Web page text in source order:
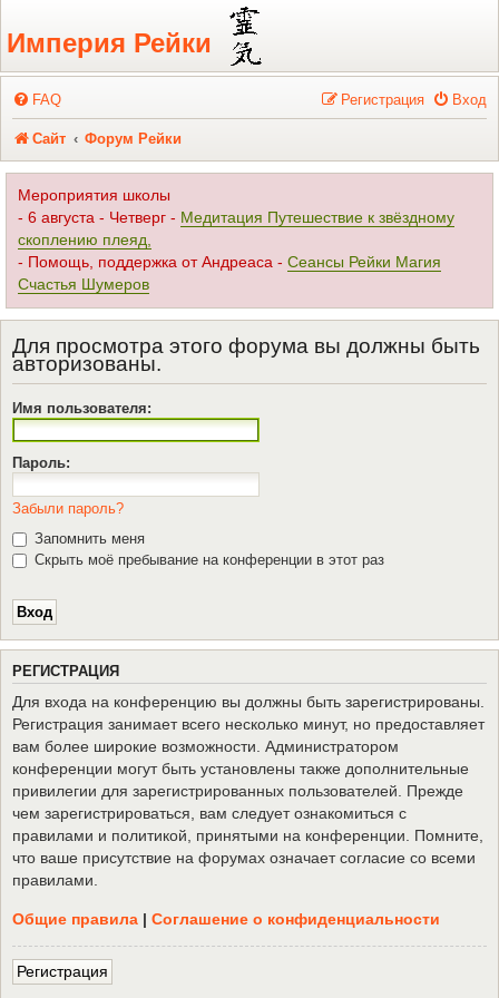
Регистрация
Империя Рейки
FAQ Вход
Регистрация
Сайт Форум Рейки
Мероприятия школы
- 6 августа - Четверг - Медитация Путешествие к звёздному
скоплению плеяд,
- Помощь, поддержка от Андреаса - Сеансы Рейки Магия
Счастья Шумеров
Для просмотра этого форума вы должны быть
авторизованы.
Имя пользователя:
Пароль:
Забыли пароль?
Запомнить меня
Скрыть моё пребывание на конференции в этот раз
РЕГИСТРАЦИЯ
Для входа на конференцию вы должны быть зарегистрированы.
Регистрация занимает всего несколько минут, но предоставляет
вам более широкие возможности. Администратором
конференции могут быть установлены также дополнительные
привилегии для зарегистрированных пользователей. Прежде
чем зарегистрироваться, вам следует ознакомиться с
правилами и политикой, принятыми на конференции. Помните,
что ваше присутствие на форумах означает согласие со всеми
правилами.
Общие правила | Соглашение о конфиденциальности
Регистрация